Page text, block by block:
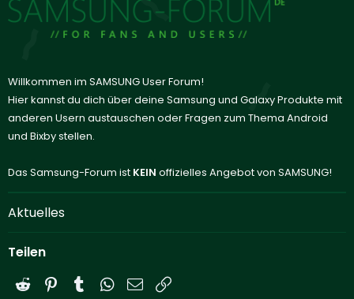
Willkommen im SAMSUNG User Forum!
Hier kannst du dich über deine Samsung und Galaxy Produkte mit
anderen Usern austauschen oder Fragen zum Thema Android
und Bixby stellen.
Das Samsung-Forum ist KEIN offizielles Angebot von SAMSUNG!
Aktuelles
Teilen
Reddit PinterestTumblrWhatsApp
E-Mail